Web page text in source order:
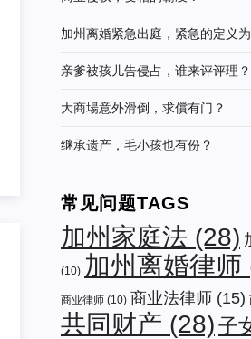
加州离婚紧急出庭，紧急的定义
亲爹被孩儿告侵占，谁来评评理？
大商場意外滑倒，求償有门？
继承遗产，毛小孩也有份？
常见问题TAGS
加州家庭法 (28)
(10) 加州离婚律师
商业律师 (10) 商业法律师 (15)
共同财产 (28) 子